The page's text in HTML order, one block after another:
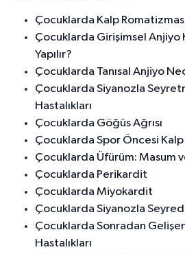
Çocuklarda Kalp
Çocuklarda Girişimsel Anjiyo
Yapılır?
Çocuklarda Tanısal Anjiyo
Çocuklarda Siyanozla
Hastalıkları
Çocuklarda Göğüs Ağrısı
Çocuklarda Spor Öncesi
Çocuklarda Üfürüm: Masum
Çocuklarda Perikardit
Çocuklarda Miyokardit
Çocuklarda Siyanozla
Çocuklarda Sonradan
Hastalıkları